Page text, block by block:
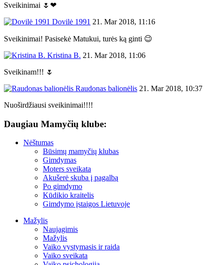
Sveikinimai 🌷❤
Dovilė 1991 21. Mar 2018, 11:16
Sveikinimai! Pasisekė Matukui, turės ką ginti 😉
Kristina B. 21. Mar 2018, 11:06
Sveikinam!!! 🌷
Raudonas balionėlis 21. Mar 2018, 10:37
Nuoširdžiausi sveikinimai!!!!
Daugiau Mamyčių klube:
Nėštumas
Būsimų mamyčių klubas
Gimdymas
Moters sveikata
Akušerė skuba į pagalbą
Po gimdymo
Kūdikio kraitelis
Gimdymo įstaigos Lietuvoje
Mažylis
Naujagimis
Mažylis
Vaiko vystymasis ir raida
Vaiko sveikata